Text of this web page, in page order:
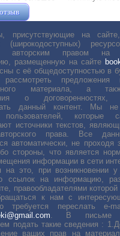
присутствующие на
(широкодоступных)
авторским правом
размещенную на сайте
с её общедоступностью в
рассмотреть
материала, а
о договоренностях,
данный контент. Мы не
пользователей, которые
источники текстов,
права. Все
автоматически, не проходя
стороны, что является
информации в сети
на это, при возникновении
ссылок на информацию,
правообладателями
к нам с
требуется переслать е-
. В письме
подать такие сведения :
ваших прав на